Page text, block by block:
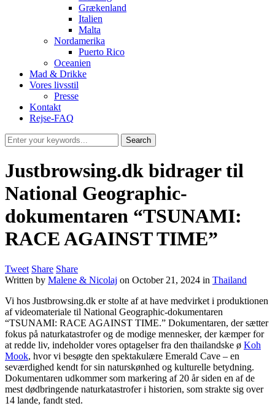
Grækenland
Italien
Malta
Nordamerika
Puerto Rico
Oceanien
Mad & Drikke
Vores livsstil
Presse
Kontakt
Rejse-FAQ
Justbrowsing.dk bidrager til
National Geographic-
dokumentaren “TSUNAMI:
RACE AGAINST TIME”
Tweet Share Share
Written by Malene & Nicolaj on October 21, 2024 in Thailand
Vi hos Justbrowsing.dk er stolte af at have medvirket i produktionen
af videomateriale til National Geographic-dokumentaren
“TSUNAMI: RACE AGAINST TIME.” Dokumentaren, der sætter
fokus på naturkatastrofer og de modige mennesker, der kæmper for
at redde liv, indeholder vores optagelser fra den thailandske ø Koh
Mook, hvor vi besøgte den spektakulære Emerald Cave – en
seværdighed kendt for sin naturskønhed og kulturelle betydning.
Dokumentaren udkommer som markering af 20 år siden en af ​​de
mest dødbringende naturkatastrofer i historien, som strakte sig over
14 lande, fandt sted.